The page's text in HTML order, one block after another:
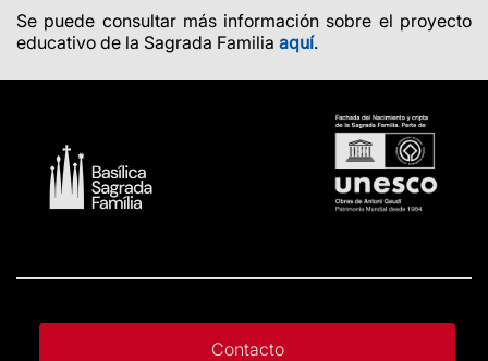
Se puede consultar más información sobre el proyecto
educativo de la Sagrada Familia aquí.
Contacto